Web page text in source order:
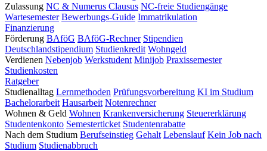
Zulassung NC & Numerus Clausus NC-freie Studiengänge
Wartesemester Bewerbungs-Guide Immatrikulation
Finanzierung
Förderung BAföG BAföG-Rechner Stipendien
Deutschlandstipendium Studienkredit Wohngeld
Verdienen Nebenjob Werkstudent Minijob Praxissemester
Studienkosten
Ratgeber
Studienalltag Lernmethoden Prüfungsvorbereitung KI im Studium
Bachelorarbeit Hausarbeit Notenrechner
Wohnen & Geld Wohnen Krankenversicherung Steuererklärung
Studentenkonto Semesterticket Studentenrabatte
Nach dem Studium Berufseinstieg Gehalt Lebenslauf Kein Job nach
Studium Studienabbruch